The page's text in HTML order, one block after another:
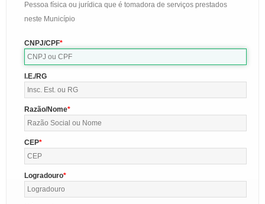
Pessoa física ou jurídica que é tomadora de serviços prestados
neste Município
CNPJ/CPF
I.E./RG
Razão/Nome
CEP
Logradouro